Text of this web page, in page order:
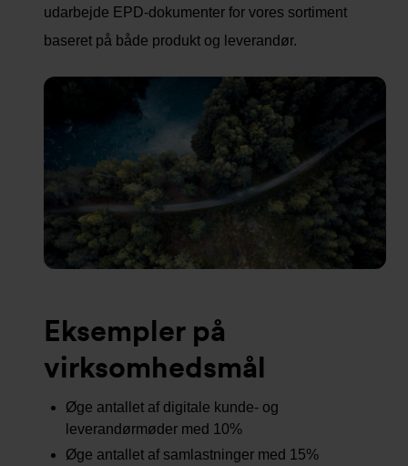
udarbejde EPD-dokumenter for vores sortiment
baseret på både produkt og leverandør.
Eksempler på
virksomhedsmål
Øge antallet af digitale kunde- og
leverandørmøder med 10%
Øge antallet af samlastninger med 15%